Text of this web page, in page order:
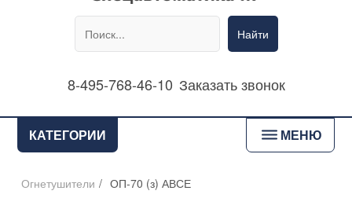
Найти
8-495-768-46-10 Заказать звонок
КАТЕГОРИИ bars МЕНЮ
Огнетушители / ОП-70 (з) АВСЕ